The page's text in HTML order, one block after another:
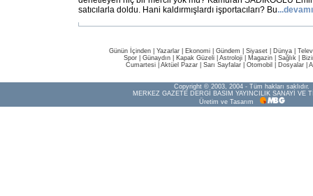
satıcılarla doldu. Hani kaldırmışlardı işportacıları? Bu...devamı
Günün İçinden Yazarlar Ekonomi Gündem Siyaset Dünya |
Spor
Günaydın Kapak Güzeli Astroloji Magazin Sağlık
Cumartesi| Aktüel Pazar| Sarı Sayfalar| Otomobil Dosyalar|
Copyright © 2003, 2004 - Tüm hakları saklıdır.
MERKEZ GAZETE DERGİ BASIM YAYINCILIK SANAYİ VE
Üretim ve Tasarım